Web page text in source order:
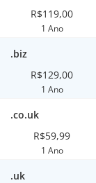
R$119,00
1 Ano
.biz
R$129,00
1 Ano
.co.uk
R$59,99
1 Ano
.uk